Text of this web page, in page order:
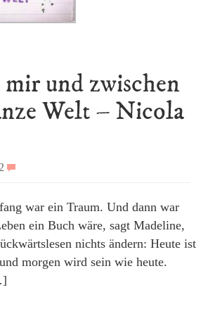
und zwischen
Welt – Nicola
2
war ein Traum. Und dann war
ein Buch wäre, sagt Madeline,
nichts ändern: Heute ist
morgen wird sein wie heute.